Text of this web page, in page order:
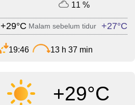
11 %
+29°C Malam sebelum tidur +27°C
19:46 13 h 37 min
+29°C